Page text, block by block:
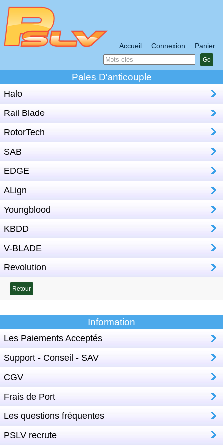
Accueil Connexion Panier
Go
Pales D'anticouple
Halo
Rail Blade
RotorTech
SAB
EDGE
ALign
Youngblood
KBDD
V-BLADE
Revolution
Retour
Information
Les Paiements Acceptés
Support - Conseil - SAV
CGV
Frais de Port
Les questions fréquentes
PSLV recrute